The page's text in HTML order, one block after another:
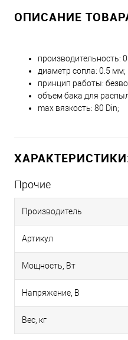
ОПИСАНИЕ
производительность:
диаметр сопла: 0.5 мм;
принцип работы:
объем бака для
max вязкость: 80 Din;
Прочие
Производитель
Артикул
Мощность, Вт
Напряжение, В
Вес, кг